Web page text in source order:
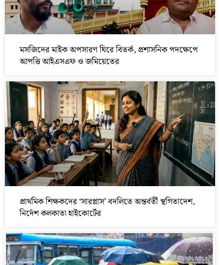
মসজিদের মাইক অপসারণ ঘিরে বিতর্ক, প্রশাসনিক পদক্ষেপে
আপত্তি আইএসএফ ও জমিয়েতের
প্রাথমিক শিক্ষকদের ‘সারপ্লাস’ বদলিতে অন্তর্বর্তী স্থগিতাদেশ,
নির্দেশ কলকাতা হাইকোর্টের